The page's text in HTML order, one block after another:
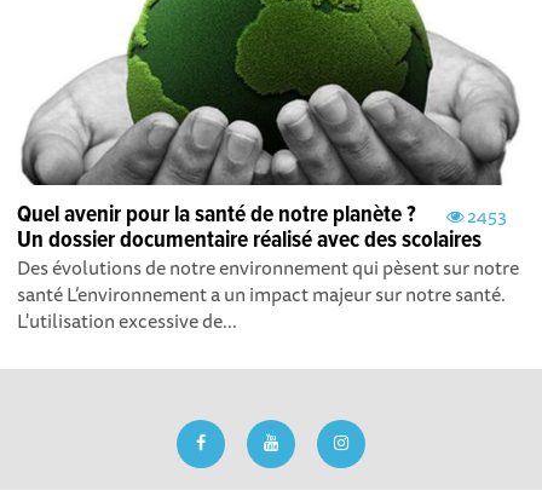
2453
Quel avenir pour la santé de notre planète ?
Un dossier documentaire réalisé avec des scolaires
Des évolutions de notre environnement qui pèsent sur notre
santé L’environnement a un impact majeur sur notre santé.
L'utilisation excessive de...